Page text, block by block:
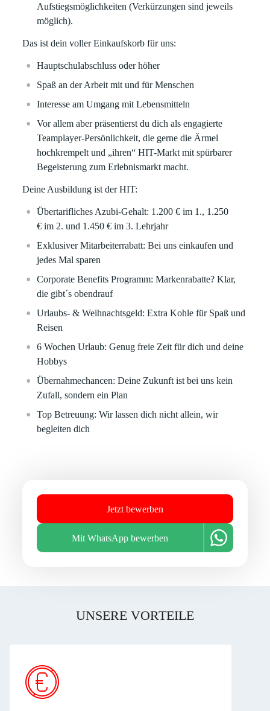
Aufstiegsmöglichkeiten (Verkürzungen sind jeweils
möglich).
Das ist dein voller Einkaufskorb für uns:
Hauptschulabschluss oder höher
Spaß an der Arbeit mit und für Menschen
Interesse am Umgang mit Lebensmitteln
Vor allem aber präsentierst du dich als engagierte
Teamplayer-Persönlichkeit, die gerne die Ärmel
hochkrempelt und „ihren“ HIT-Markt mit spürbarer
Begeisterung zum Erlebnismarkt macht.
Deine Ausbildung ist der HIT:
Übertarifliches Azubi-Gehalt: 1.200 €im 1., 1.250
€im 2. und 1.450 € im 3. Lehrjahr
Exklusiver Mitarbeiterrabatt: Bei uns einkaufen und
jedes Mal sparen
Corporate Benefits Programm:Markenrabatte? Klar,
die gibt´s obendrauf
Urlaubs- & Weihnachtsgeld:Extra Kohle für Spaß und
Reisen
6 Wochen Urlaub: Genug freie Zeit für dich und deine
Hobbys
Übernahmechancen: Deine Zukunft ist bei uns kein
Zufall, sondern ein Plan
Top Betreuung:Wir lassen dich nicht allein, wir
begleiten dich
Jetzt bewerben
Mit WhatsApp bewerben
UNSERE VORTEILE